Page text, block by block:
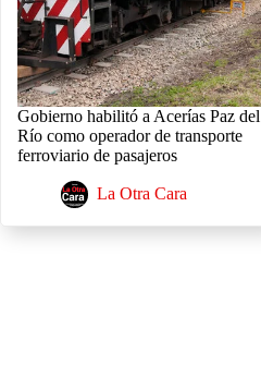
Gobierno habilitó a Acerías Paz del
Río como operador de transporte
ferroviario de pasajeros
La Otra Cara